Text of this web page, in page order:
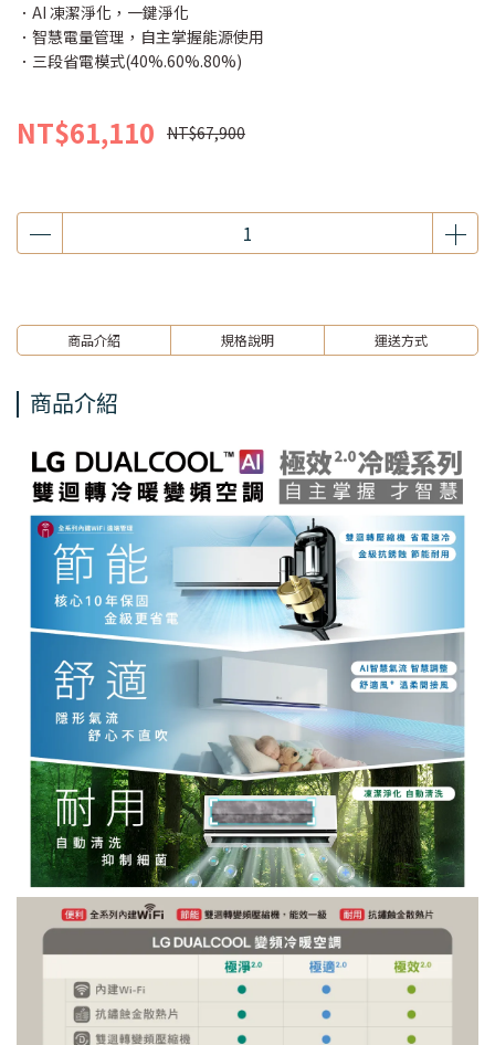
．AI 凍潔淨化，一鍵淨化
．智慧電量管理，自主掌握能源使用
．三段省電模式(40%.60%.80%)
NT$61,110 NT$67,900
商品介紹 規格說明 運送方式
商品介紹